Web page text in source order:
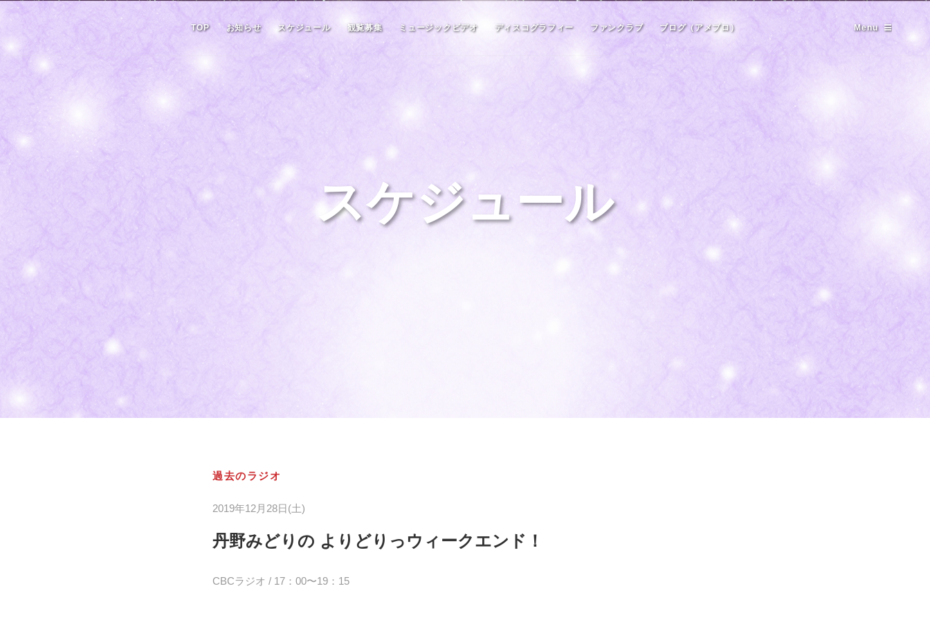
TOP お知らせ スケジュール 観覧募集 ミュージックビデオ ディスコグラフィー ファンクラブ ブログ（アメブロ） Menu
スケジュール
過去のラジオ
2019年12月28日(土)
丹野みどりの よりどりっウィークエンド！
CBCラジオ / 17：00〜19：15